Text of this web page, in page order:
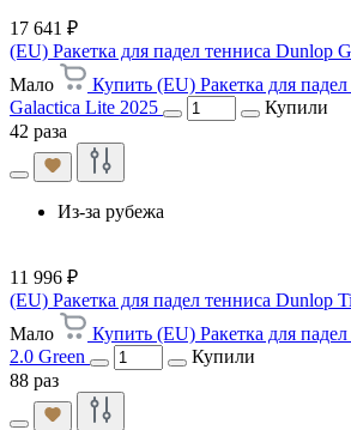
17 641 ₽
(EU) Ракетка для падел тенниса Dunlop
Мало
Купить (EU) Ракетка для
Galactica Lite 2025
Купили
42 раза
Из-за рубежа
11 996 ₽
(EU) Ракетка для падел тенниса Dunlop
Мало
Купить (EU) Ракетка для
2.0 Green
Купили
88 раз